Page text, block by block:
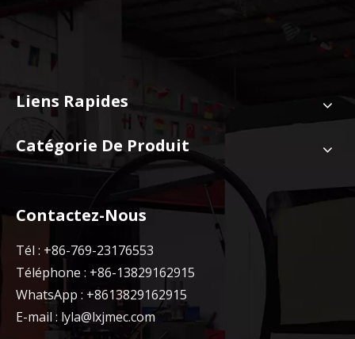
Liens Rapides
Catégorie De Produit
Contactez-Nous
Tél : +86-769-23176553
Téléphone : +86-13829162915
WhatsApp : +8613829162915
E-mail : lyla@lxjmec.com